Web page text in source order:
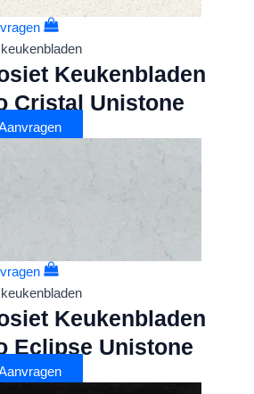
Keukenbladen
Cristal Unistone
Keukenbladen
Eclipse Unistone